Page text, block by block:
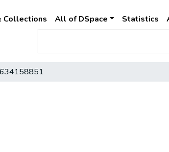
Collections All of DSpace Statistics